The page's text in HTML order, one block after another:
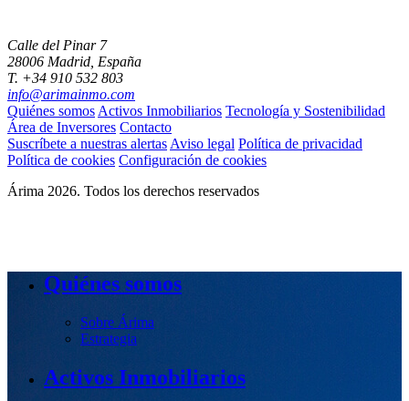
Calle del Pinar 7
28006 Madrid, España
T. +34 910 532 803
info@arimainmo.com
Quiénes somos Activos Inmobiliarios Tecnología y Sostenibilidad
Área de Inversores Contacto
Suscríbete a nuestras alertas Aviso legal Política de privacidad
Política de cookies Configuración de cookies
Árima 2026. Todos los derechos reservados
Quiénes somos
Sobre Árima
Estrategia
Activos Inmobiliarios